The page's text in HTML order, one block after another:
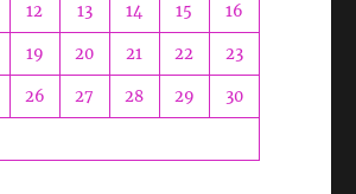
12 13 14 15 16
19 20 21 22 23
26 27 28 29 30